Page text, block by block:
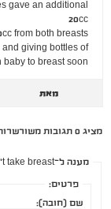
gave an additional
20cc
from both breasts
and giving bottles of
baby to breast soon
מאת
מציג 0 תגובות משורשרות
מענה ל־Won't take breast
פרטים:
שם (חובה):